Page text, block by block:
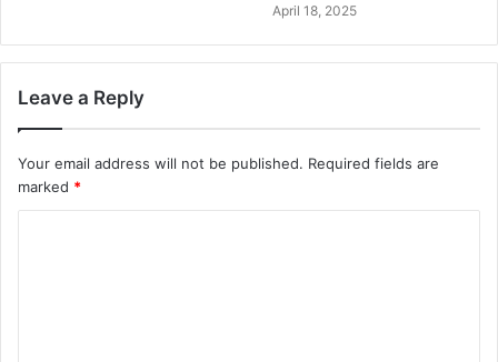
April 18, 2025
Leave a Reply
Your email address will not be published. Required fields are
marked *